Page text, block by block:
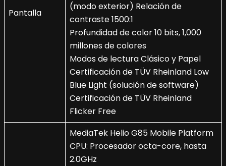
Pantalla
(modo exterior) Relación de
contraste 1500:1
Profundidad de color 10 bits, 1,000
millones de colores
Modos de lectura Clásico y Papel
Certificación de TÜV Rheinland Low
Blue Light (solución de software)
Certificación de TÜV Rheinland
Flicker Free
MediaTek Helio G85 Mobile Platform
CPU: Procesador octa-core, hasta
2.0GHz